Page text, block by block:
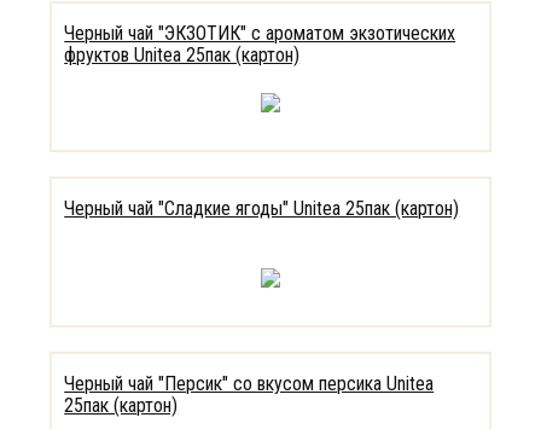
Черный чай "ЭКЗОТИК" с ароматом экзотических
фруктов Unitea 25пак (картон)
Черный чай "Сладкие ягоды" Unitea 25пак (картон)
Черный чай "Персик" со вкусом персика Unitea
25пак (картон)